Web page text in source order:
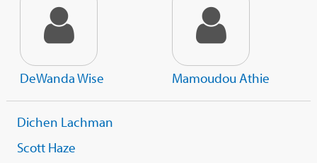
DeWanda Wise Mamoudou Athie
Dichen Lachman
Scott Haze